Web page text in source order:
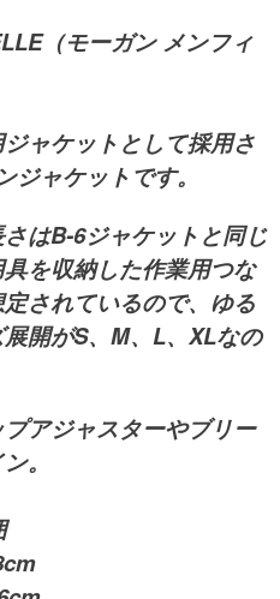
（モーガン メンフィ
ャケットとして採用さ
ャケットです。
はB-6ジャケットと同じ
を収納した作業用つな
されているので、ゆる
開がS、M、L、XLなの
アジャスターやブリー
。